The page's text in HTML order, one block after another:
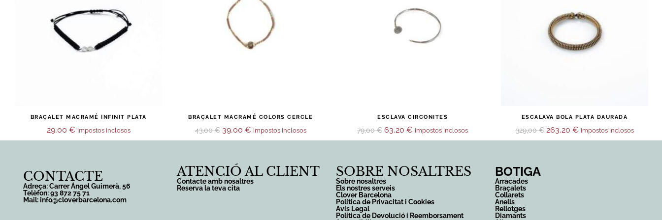
BRAÇALET MACRAMÉ INFINIT PLATA
29,00 € impostos inclosos
BRAÇALET MACRAMÉ COLORS CERCLE
43,00€ 39,00 € impostos inclosos
ESCLAVA CIRCONITES
79,00€ 63,20 € impostos inclosos
ESCALAVA BOLA PLATA DAURADA
329,00€ 263,20 € impostos inclosos
CONTACTE
Adreça: Carrer Àngel Guimerà, 56
Telèfon: 93 872 75 71
Mail: info@cloverbarcelona.com
ATENCIÓ AL CLIENT
Contacte amb nosaltres
Reserva la teva cita
SOBRE NOSALTRES
Sobre nosaltres
Els nostres serveis
Clover Barcelona
Política de Privacitat i Cookies
Avís Legal
Política de Devolució i Reemborsament
BOTIGA
Arracades
Braçalets
Collarets
Anells
Rellotges
Diamants